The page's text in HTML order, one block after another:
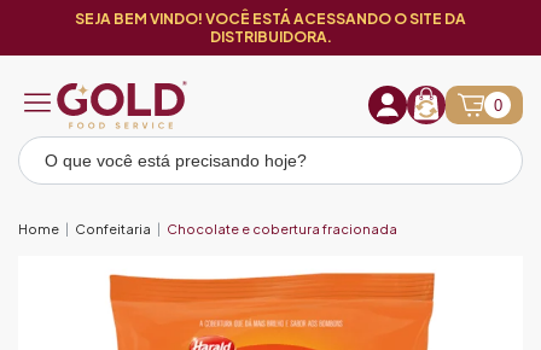
SEJA BEM VINDO! VOCÊ ESTÁ ACESSANDO O SITE DA
DISTRIBUIDORA.
0
Home Confeitaria Chocolate e cobertura fracionada